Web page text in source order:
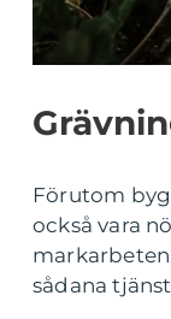
Förutom
också vara
sådana